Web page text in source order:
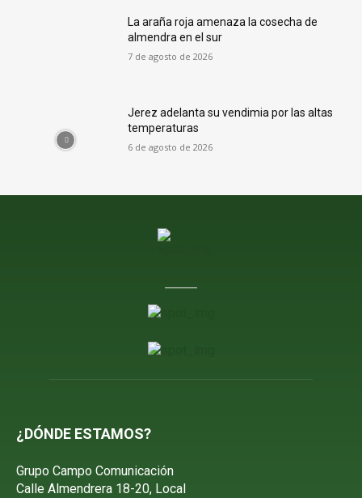
La araña roja amenaza la cosecha de
almendra en el sur
7 de agosto de 2026
Jerez adelanta su vendimia por las altas
temperaturas
6 de agosto de 2026
¿DÓNDE ESTAMOS?
Grupo Campo Comunicación
Calle Almendrera 18-20, Local